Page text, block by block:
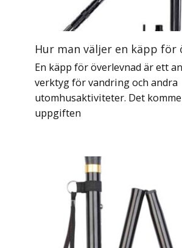
Hur man väljer en käpp för
En käpp för överlevnad är ett
verktyg för vandring och andra
utomhusaktiviteter. Det
uppgiften